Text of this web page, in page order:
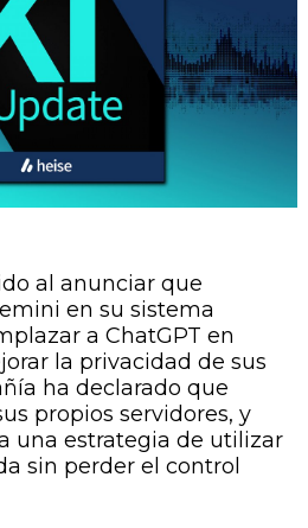
al anunciar que
en su sistema
a ChatGPT en
la privacidad de sus
ha declarado que
propios servidores, y
una estrategia de utilizar
sin perder el control